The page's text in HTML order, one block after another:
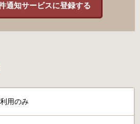
通知サービスに登録する
用のみ